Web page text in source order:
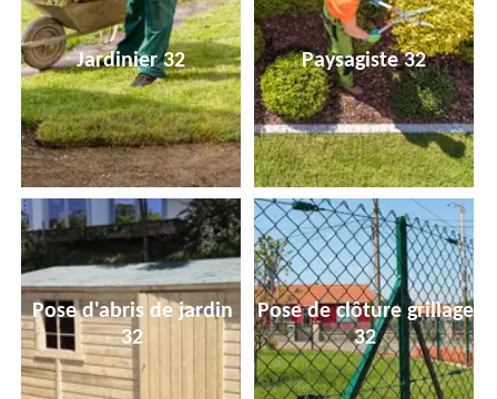
Jardinier 32 Paysagiste 32
Pose d'abris de jardin
32
Pose de clôture grillage
32